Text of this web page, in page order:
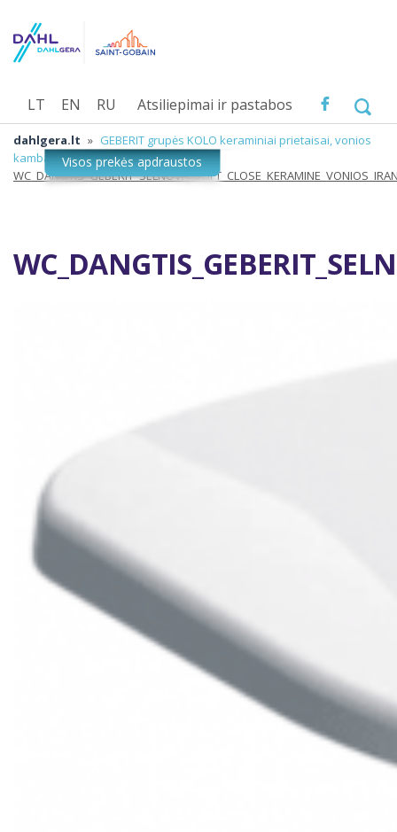
Atsiliepimai ir pastabos
LT EN RU
dahlgera.lt » GEBERIT grupės KOLO keraminiai prietaisai, vonios
kambario įranga »